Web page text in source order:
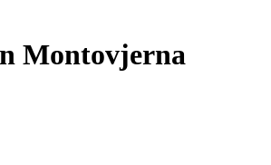
Montovjerna